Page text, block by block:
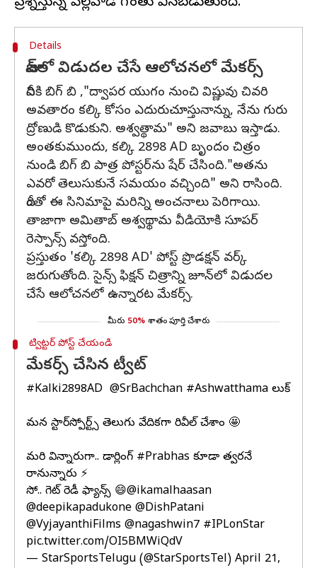
Details
జూన్‌లో విడుదల చేసే ఆలోచనలో మేకర్స్‌
దీనికి బిగ్ బి ,"ద్వాపర యుగం నుంచి విష్ణువు చివరి
అవతారం కల్కి కోసం ఎదురుచూస్తునాన్ను, నేను గురు
ద్రోణుడి కొడుకుని. అశ్వత్థామ" అని జవాబు ఇస్తాడు.
అంతకుముందు, కల్కి 2898 AD బృందం చిత్రం
నుండి బిగ్ బి పాత్ర పోస్టర్‌ను షేర్ చేసింది."అతను
ఎవరో తెలుసుకునే సమయం వచ్చింది" అని రాసింది.
దీంతో ఈ సినిమాపై మరిన్ని అంచనాలు పెరిగాయి.
తాజాగా అమితాబ్‌ అశ్వథ్థామ వీడియోకి సూపర్‌
రెస్పాన్స్‌ వస్తోంది.
ప్రస్తుతం 'కల్కి 2898 AD' పోస్ట్ ప్రొడక్షన్ వర్క్
జరుగుతోంది. సైన్స్ ఫిక్షన్ చిత్రాన్ని జూన్‌లో విడుదల
చేసే ఆలోచనలో ఉన్నారట మేకర్స్‌.
మీరు 50% శాతం పూర్తి చేశారు
ట్విట్టర్ పోస్ట్ చేయండి
మేకర్స్ చేసిన ట్వీట్
#Kalki2898AD @SrBachchan #Ashwatthama లుక్
మన స్టార్‌స్పోర్ట్స్ తెలుగు వేదికగా రివీల్ చేశాం 🤩
మరి విన్నారుగా.. డార్లింగ్ #Prabhas కూడా త్వరలోనే
రానున్నారు ⚡
సో.. గెట్ రెడీ ఫ్యాన్స్ 😄@ikamalhaasan
@deepikapadukone @DishPatani
@VyjayanthiFilms @nagashwin7 #IPLonStar
pic.twitter.com/OI5BMWiQdV
— StarSportsTelugu (@StarSportsTel) April 21,